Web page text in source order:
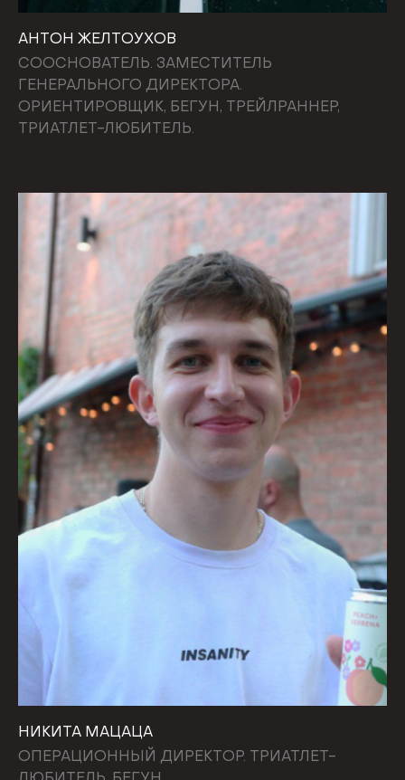
АНТОН ЖЕЛТОУХОВ
СООСНОВАТЕЛЬ. ЗАМЕСТИТЕЛЬ
ГЕНЕРАЛЬНОГО ДИРЕКТОРА.
ОРИЕНТИРОВЩИК, БЕГУН, ТРЕЙЛРАННЕР,
ТРИАТЛЕТ-ЛЮБИТЕЛЬ.
НИКИТА МАЦАЦА
ОПЕРАЦИОННЫЙ ДИРЕКТОР. ТРИАТЛЕТ-